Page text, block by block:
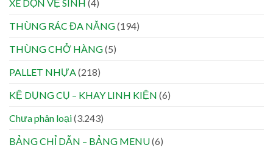
XE DỌN VỆ SINH (4)
THÙNG RÁC ĐA NĂNG(194)
THÙNG CHỞ HÀNG(5)
PALLET NHỰA(218)
KỆ DỤNG CỤ – KHAY LINH KIỆN (6)
Chưa phân loại(3.243)
BẢNG CHỈ DẪN – BẢNG MENU(6)